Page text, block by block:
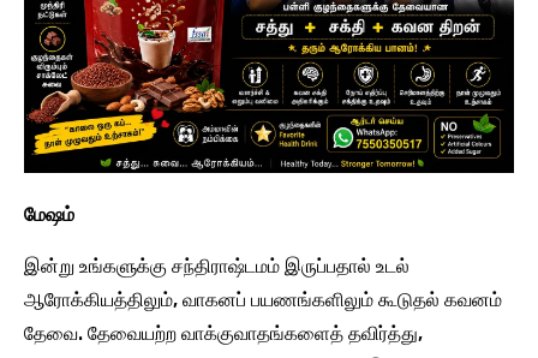
மேஷம்
இன்று உங்களுக்கு சந்திராஷ்டமம் இருப்பதால் உடல்
ஆரோக்கியத்திலும், வாகனப் பயணங்களிலும் கூடுதல் கவனம்
தேவை. தேவையற்ற வாக்குவாதங்களைத் தவிர்த்து,